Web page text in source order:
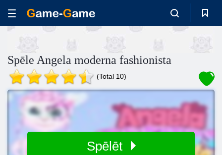
Spēle Angela moderna fashionista
(Total 10)
Spēlēt